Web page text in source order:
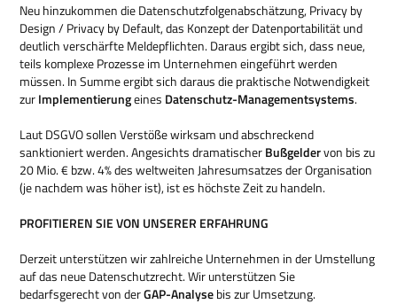
Neu hinzukommen die Datenschutzfolgenabschätzung, Privacy by
Design / Privacy by Default, das Konzept der Datenportabilität und
deutlich verschärfte Meldepflichten. Daraus ergibt sich, dass neue,
teils komplexe Prozesse im Unternehmen eingeführt werden
müssen. In Summe ergibt sich daraus die praktische Notwendigkeit
zurImplementierungeines Datenschutz-Managementsystems.
Laut DSGVO sollen Verstöße wirksam und abschreckend
sanktioniert werden. Angesichts dramatischerBußgeldervon bis zu
20 Mio. € bzw. 4% des weltweiten Jahresumsatzes der Organisation
(je nachdem was höher ist), ist es höchste Zeit zu handeln.
PROFITIEREN SIE VON UNSERER ERFAHRUNG
Derzeit unterstützen wir zahlreiche Unternehmen in der Umstellung
auf das neue Datenschutzrecht. Wir unterstützen Sie
bedarfsgerecht von derGAP-Analysebis zur Umsetzung.